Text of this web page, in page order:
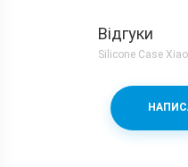
Відгуки
Silicone Case